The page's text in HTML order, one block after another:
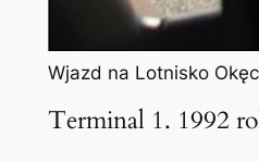
Wjazd na Lotnisko
Terminal 1. 1992